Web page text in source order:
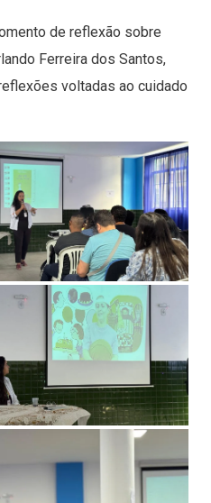
de reflexão sobre
Ferreira dos Santos,
voltadas ao cuidado